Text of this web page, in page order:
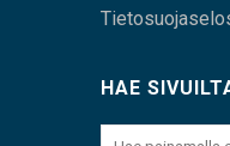
HAE